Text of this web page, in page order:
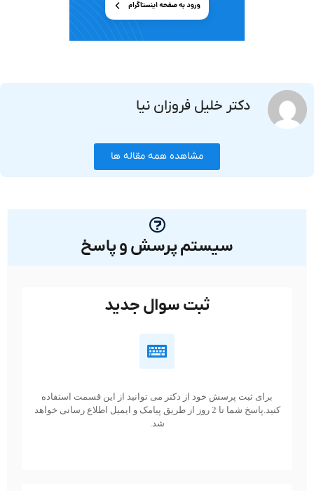
دکتر خلیل فروزان نیا
مشاهده همه مقاله ها
سیستم پرسش و پاسخ
ثبت سوال جدید
برای ثبت پرسش خود از دکتر می توانید از این قسمت استفاده
کنید.پاسخ شما تا 2 روز از طریق پیامک و ایمیل اطلاع رسانی خواهد
شد.